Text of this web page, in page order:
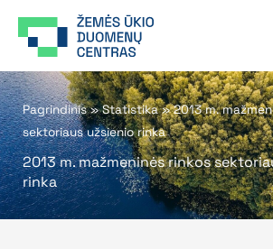
prie
Pagrindinis»Statistika»2013 m.
sektoriaus užsienio rinka
2013 m. mažmeninės rinkos
rinka